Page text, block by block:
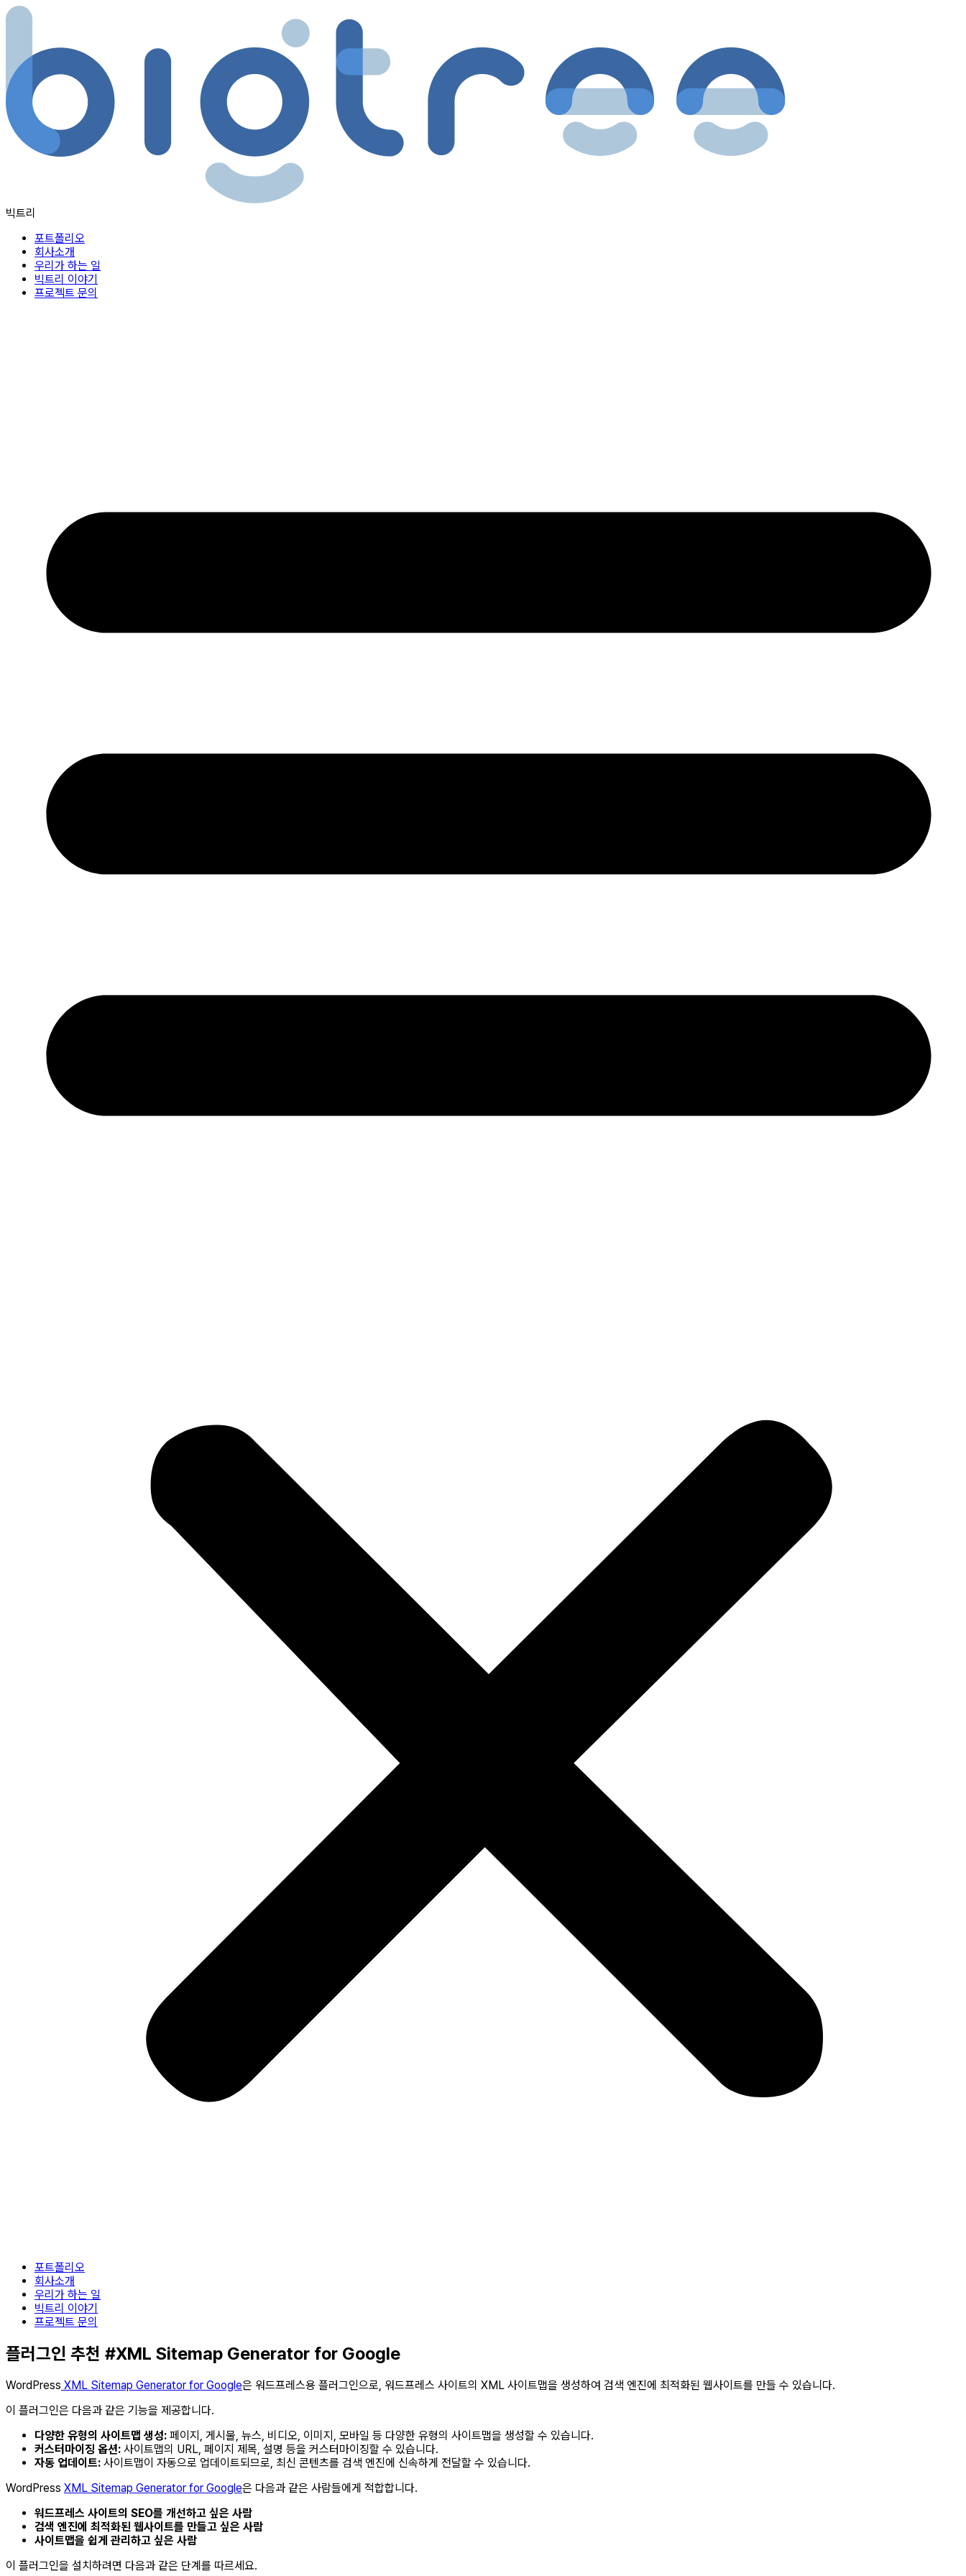
콘텐츠로
빅트리
포트폴리오
회사소개
우리가 하는 일
빅트리 이야기
프로젝트 문의
포트폴리오
회사소개
우리가 하는 일
빅트리 이야기
프로젝트 문의
플러그인 추천 #XML Sitemap Generator for Google
WordPress XML Sitemap Generator for Google은 워드프레스용 플러그인으로, 워드프레스 사이트의 XML 사이트맵을 생성하여 검색 엔진에 최적화된 웹사이트를 만들 수 있습니다.
이 플러그인은 다음과 같은 기능을 제공합니다.
다양한 유형의 사이트맵 생성: 페이지, 게시물, 뉴스, 비디오, 이미지, 모바일 등 다양한 유형의 사이트맵을 생성할 수 있습니다.
커스터마이징 옵션: 사이트맵의 URL, 페이지 제목, 설명 등을 커스터마이징할 수 있습니다.
자동 업데이트: 사이트맵이 자동으로 업데이트되므로, 최신 콘텐츠를 검색 엔진에 신속하게 전달할 수 있습니다.
WordPress XML Sitemap Generator for Google은 다음과 같은 사람들에게 적합합니다.
워드프레스 사이트의 SEO를 개선하고 싶은 사람
검색 엔진에 최적화된 웹사이트를 만들고 싶은 사람
사이트맵을 쉽게 관리하고 싶은 사람
이 플러그인을 설치하려면 다음과 같은 단계를 따르세요.